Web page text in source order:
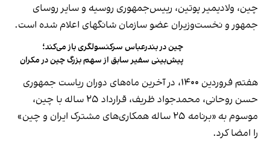
چین، ولادیمیر پوتین، رییس‌جمهوری روسیه و سایر روسای
جمهور و نخست‌وزیران عضو سازمان شانگهای اعلام شده است.
چین در بندرعباس سرکنسولگری باز می‌کند؛
پیش‌بینی سفیر سابق از سهم بزرگ چین در مکران
هفتم فروردین ۱۴۰۰، در آخرین ماه‌های دوران ریاست جمهوری
حسن روحانی، محمدجواد ظریف، قرارداد ۲۵ ساله با چین،
موسوم به «برنامه ۲۵ ساله همکاری‌های مشترک ایران و چین»
را امضا کرد.